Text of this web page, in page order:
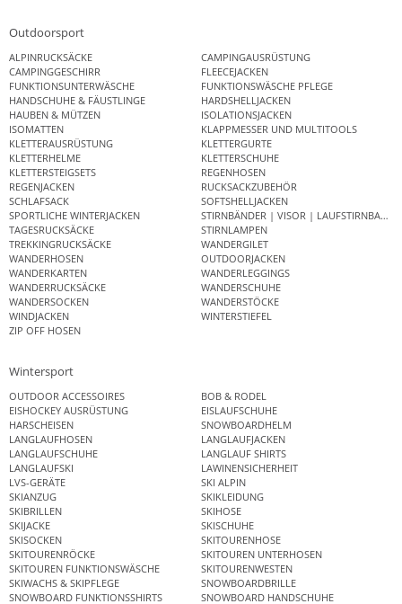
Outdoorsport
ALPINRUCKSÄCKE
CAMPINGAUSRÜSTUNG
CAMPINGGESCHIRR
FLEECEJACKEN
FUNKTIONSUNTERWÄSCHE
FUNKTIONSWÄSCHE PFLEGE
HANDSCHUHE & FÄUSTLINGE
HARDSHELLJACKEN
HAUBEN & MÜTZEN
ISOLATIONSJACKEN
ISOMATTEN
KLAPPMESSER UND MULTITOOLS
KLETTERAUSRÜSTUNG
KLETTERGURTE
KLETTERHELME
KLETTERSCHUHE
KLETTERSTEIGSETS
REGENHOSEN
REGENJACKEN
RUCKSACKZUBEHÖR
SCHLAFSACK
SOFTSHELLJACKEN
SPORTLICHE WINTERJACKEN
STIRNBÄNDER | VISOR | LAUFSTIRNBAND
TAGESRUCKSÄCKE
STIRNLAMPEN
TREKKINGRUCKSÄCKE
WANDERGILET
WANDERHOSEN
OUTDOORJACKEN
WANDERKARTEN
WANDERLEGGINGS
WANDERRUCKSÄCKE
WANDERSCHUHE
WANDERSOCKEN
WANDERSTÖCKE
WINDJACKEN
WINTERSTIEFEL
ZIP OFF HOSEN
Wintersport
OUTDOOR ACCESSOIRES
BOB & RODEL
EISHOCKEY AUSRÜSTUNG
EISLAUFSCHUHE
HARSCHEISEN
SNOWBOARDHELM
LANGLAUFHOSEN
LANGLAUFJACKEN
LANGLAUFSCHUHE
LANGLAUF SHIRTS
LANGLAUFSKI
LAWINENSICHERHEIT
LVS-GERÄTE
SKI ALPIN
SKIANZUG
SKIKLEIDUNG
SKIBRILLEN
SKIHOSE
SKIJACKE
SKISCHUHE
SKISOCKEN
SKITOURENHOSE
SKITOURENRÖCKE
SKITOUREN UNTERHOSEN
SKITOUREN FUNKTIONSWÄSCHE
SKITOURENWESTEN
SKIWACHS & SKIPFLEGE
SNOWBOARDBRILLE
SNOWBOARD FUNKTIONSSHIRTS
SNOWBOARD HANDSCHUHE